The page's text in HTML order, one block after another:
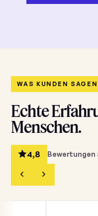
WAS KUNDEN SAGEN
Echte
Menschen.
4,8 Bewertungen